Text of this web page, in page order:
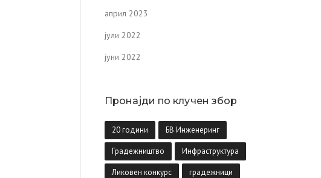
април 2023
јули 2022
јуни 2022
Пронајди по клучен збор
20 години БВ Инженеринг
Градежништво Инфраструктура
Ликовен конкурс градежници